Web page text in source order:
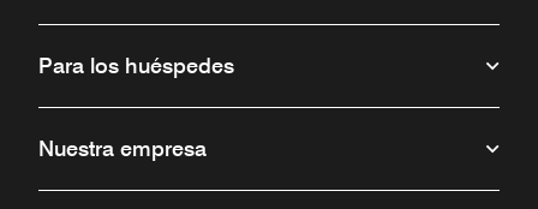
Para los huéspedes
Nuestra empresa